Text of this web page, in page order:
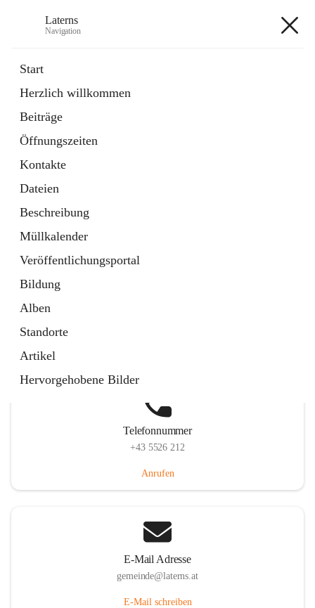
Laterns
Navigation
Start
Herzlich willkommen
Beiträge
Öffnungszeiten
Kontakte
Dateien
Beschreibung
Müllkalender
Veröffentlichungsportal
Bildung
Alben
Standorte
Artikel
Hervorgehobene Bilder
11 Schnellzugriffe
Soziales
1 Schnellzugriff
Telefonnummer
+43 5526 212
Anrufen
E-Mail Adresse
gemeinde@laterns.at
E-Mail schreiben